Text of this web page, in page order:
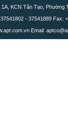
KCN Tân Tạo, Phường
- 37541889 Fax:
Email: